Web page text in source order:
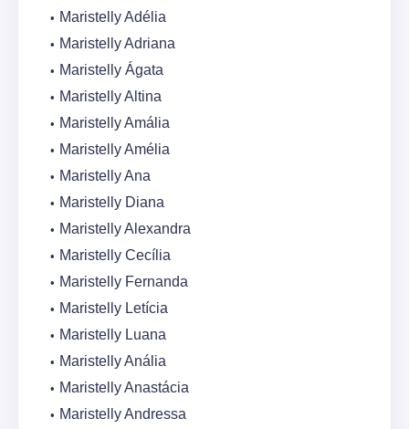
Maristelly Adélia
Maristelly Adriana
Maristelly Ágata
Maristelly Altina
Maristelly Amália
Maristelly Amélia
Maristelly Ana
Maristelly Diana
Maristelly Alexandra
Maristelly Cecília
Maristelly Fernanda
Maristelly Letícia
Maristelly Luana
Maristelly Anália
Maristelly Anastácia
Maristelly Andressa